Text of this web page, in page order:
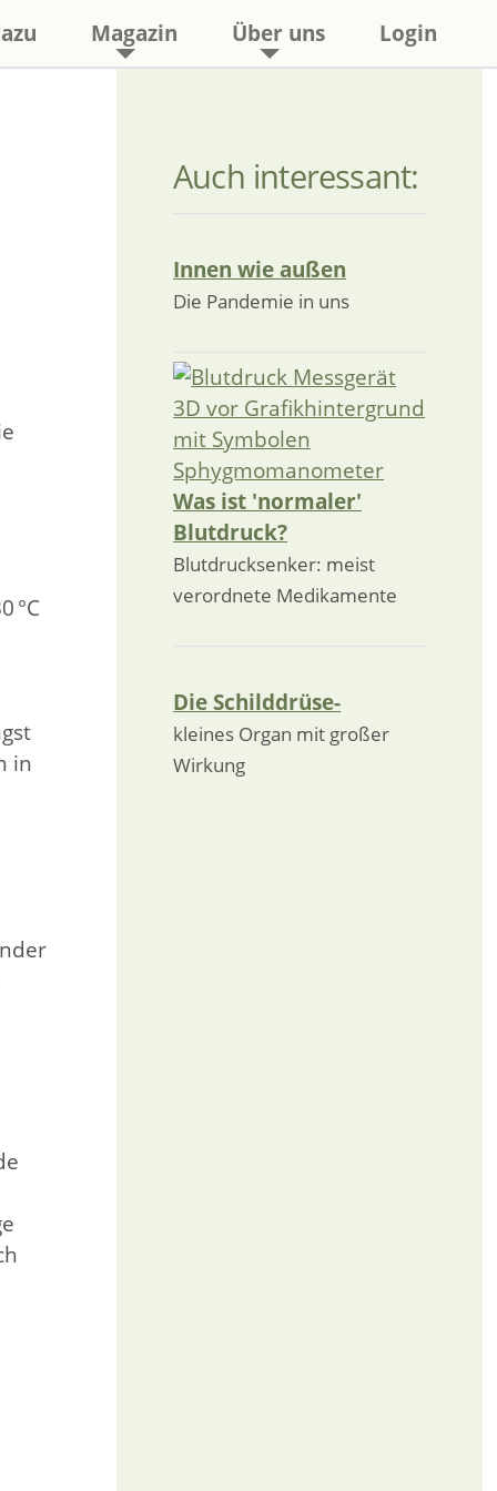
Magazin Über uns Login
°C
in
Auch interessant:
Innen wie außen
Die Pandemie in uns
Was ist 'normaler'
Blutdruck?
Blutdrucksenker: meist
verordnete Medikamente
Die Schilddrüse-
kleines Organ mit großer
Wirkung